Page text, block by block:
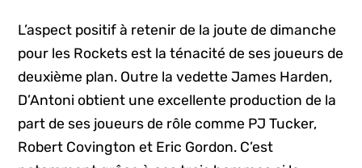
L’aspect positif à retenir de la joute de dimanche
pour les Rockets est la ténacité de ses joueurs de
deuxième plan. Outre la vedette James Harden,
D’Antoni obtient une excellente production de la
part de ses joueurs de rôle comme PJ Tucker,
Robert Covington et Eric Gordon. C’est